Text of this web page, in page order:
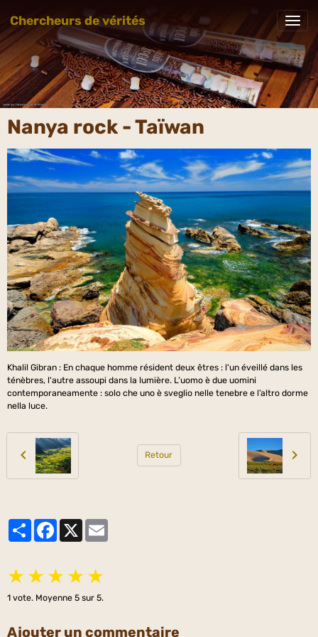
Chercheurs de vérités
Nanya rock - Taïwan
Khalil Gibran : En chaque homme résident deux êtres : l'un éveillé dans les
ténèbres, l'autre assoupi dans la lumière. L’uomo è due uomini
contemporaneamente : solo che uno è sveglio nelle tenebre e l’altro dorme
nella luce.
Retour
PartagerFacebook
★ ★ ★ ★ ★
1 vote. Moyenne 5 sur 5.
Ajouter un commentaire